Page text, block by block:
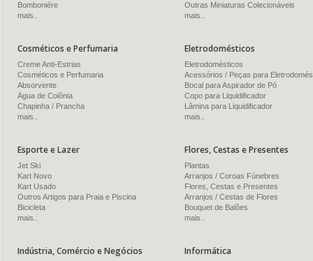
Bomboniére
mais..
Outras Miniaturas Colecionáveis
mais..
Cosméticos e Perfumaria
Creme Anti-Estrias
Cosméticos e Perfumaria
Absorvente
Água de Colônia
Chapinha / Prancha
mais..
Eletrodomésticos
Eletrodomésticos
Acessórios / Peças para
Bocal para Aspirador de Pó
Copo para Liquidificador
Lâmina para Liquidificador
mais..
Esporte e Lazer
Jet Ski
Kart Novo
Kart Usado
Outros Artigos para Praia e Piscina
Bicicleta
mais..
Flores, Cestas e Presentes
Plantas
Arranjos / Coroas Fúnebres
Flores, Cestas e Presentes
Arranjos / Cestas de Flores
Bouquet de Balões
mais..
Indústria, Comércio e Negócios Informática